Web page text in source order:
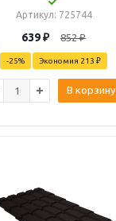
Артикул: 725744
639₽ 852₽
-25% Экономия 213 ₽
В корзину